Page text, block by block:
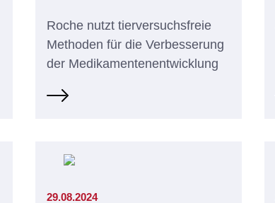
Roche nutzt tierversuchsfreie
Methoden für die Verbesserung
der Medikamentenentwicklung
29.08.2024